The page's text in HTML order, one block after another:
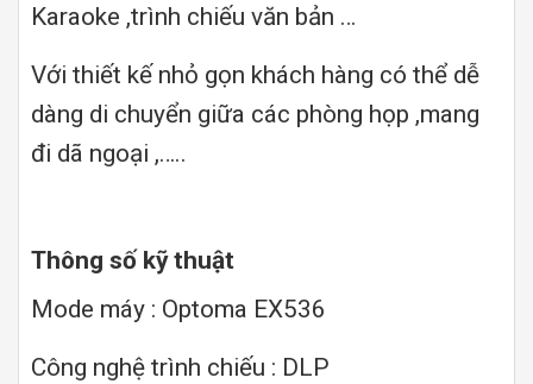
Karaoke ,trình chiếu văn bản …
Với thiết kế nhỏ gọn khách hàng có thể dễ
dàng di chuyển giữa các phòng họp ,mang
đi dã ngoại ,…..
Thông số kỹ thuật
Mode máy : Optoma EX536
Công nghệ trình chiếu : DLP